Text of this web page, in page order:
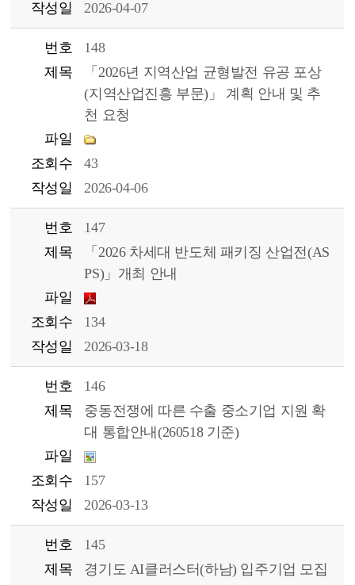
작성일
2026-04-07
번호
148
제목
「2026년 지역산업 균형발전 유공 포상
(지역산업진흥 부문)」 계획 안내 및 추
천 요청
파일
조회수
43
작성일
2026-04-06
번호
147
제목
「2026 차세대 반도체 패키징 산업전(AS
PS)」개최 안내
파일
조회수
134
작성일
2026-03-18
번호
146
제목
중동전쟁에 따른 수출 중소기업 지원 확
대 통합안내(260518 기준)
파일
조회수
157
작성일
2026-03-13
번호
145
제목
경기도 AI클러스터(하남) 입주기업 모집